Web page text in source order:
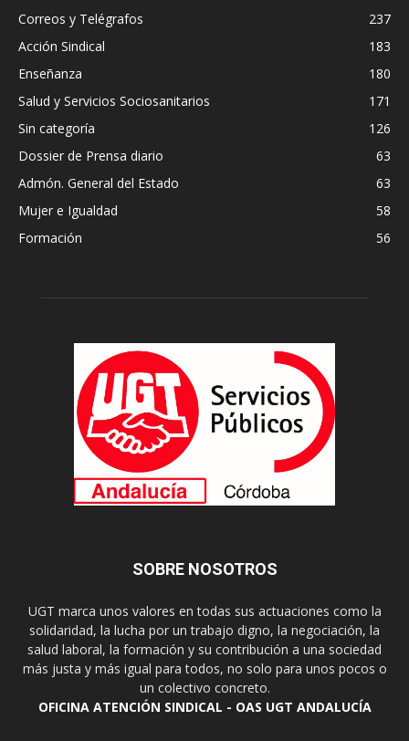
Correos y Telégrafos
237
Acción Sindical
183
Enseñanza
180
Salud y Servicios Sociosanitarios
171
Sin categoría
126
Dossier de Prensa diario
63
Admón. General del Estado
63
Mujer e Igualdad
58
Formación
56
SOBRE NOSOTROS
UGT marca unos valores en todas sus actuaciones como la
solidaridad, la lucha por un trabajo digno, la negociación, la
salud laboral, la formación y su contribución a una sociedad
más justa y más igual para todos, no solo para unos pocos o
un colectivo concreto.
OFICINA ATENCIÓN SINDICAL - OAS UGT ANDALUCÍA